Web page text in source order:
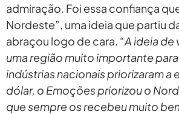
admiração. Foi essa confiança
Nordeste”, uma ideia que partiu
abraçou logo de cara. “A ideia de
uma região muito importante
indústrias nacionais priorizaram
dólar, o Emoções priorizou o
que sempre os recebeu muito